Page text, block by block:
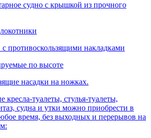
судно с крышкой из прочного
противоскользящими накладками
по высоте
насадки на ножках.
кресла-туалеты, стулья-туалеты,
судна и утки можно приобрести в
время, без выходных и перерывов на